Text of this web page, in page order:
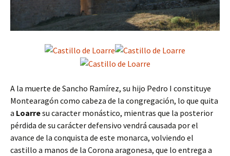
A la muerte de Sancho Ramírez, su hijo Pedro I constituye
Montearagón como cabeza de la congregación, lo que quita
a Loarresu caracter monástico, mientras que la posterior
pérdida de su carácter defensivo vendrá causada por el
avance de la conquista de este monarca, volviendo el
castillo a manos de la Corona aragonesa, que lo entrega a